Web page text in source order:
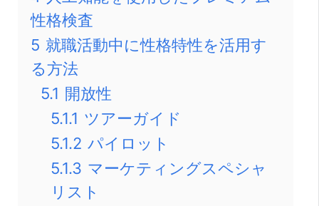
性格検査
5 就職活動中に性格特性を活用す
る方法
5.1 開放性
5.1.1 ツアーガイド
5.1.2 パイロット
5.1.3 マーケティングスペシャ
リスト